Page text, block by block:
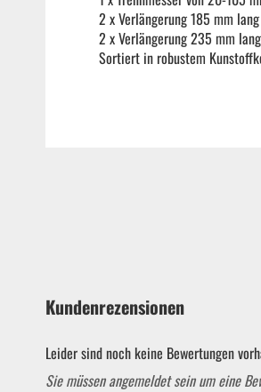
Autoreinigung | Autopflege
2 x Verlängerung 185 mm lang
2 x Verlängerung 235 mm
Sortiert in robustem
Kundenrezensionen
Leider sind noch keine Bewertungen
Sie müssen angemeldet sein um eine